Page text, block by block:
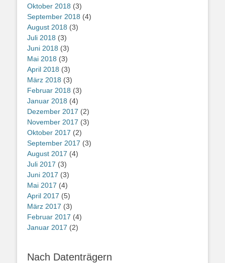
Oktober 2018 (3)
September 2018 (4)
August 2018 (3)
Juli 2018 (3)
Juni 2018 (3)
Mai 2018 (3)
April 2018 (3)
März 2018 (3)
Februar 2018 (3)
Januar 2018 (4)
Dezember 2017 (2)
November 2017 (3)
Oktober 2017 (2)
September 2017 (3)
August 2017 (4)
Juli 2017 (3)
Juni 2017 (3)
Mai 2017 (4)
April 2017 (5)
März 2017 (3)
Februar 2017 (4)
Januar 2017 (2)
Nach Datenträgern